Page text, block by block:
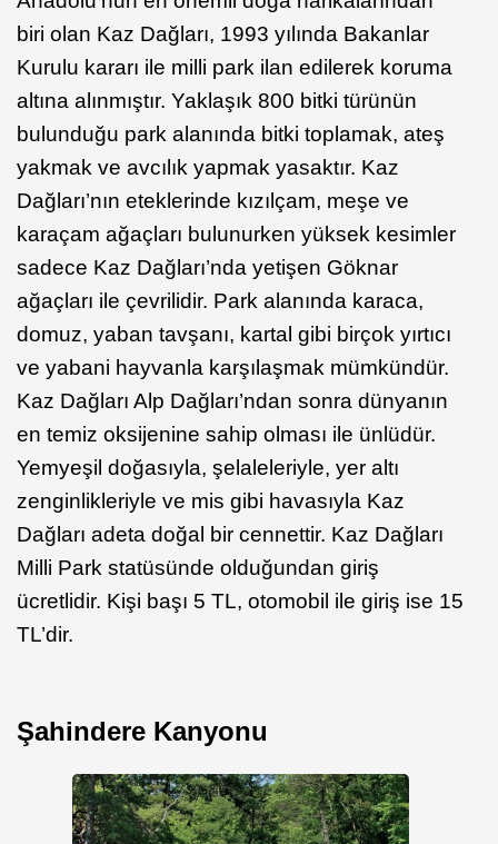
biri olan Kaz Dağları, 1993 yılında Bakanlar
Kurulu kararı ile milli park ilan edilerek koruma
altına alınmıştır. Yaklaşık 800 bitki türünün
bulunduğu park alanında bitki toplamak, ateş
yakmak ve avcılık yapmak yasaktır. Kaz
Dağları’nın eteklerinde kızılçam, meşe ve
karaçam ağaçları bulunurken yüksek kesimler
sadece Kaz Dağları’nda yetişen Göknar
ağaçları ile çevrilidir. Park alanında karaca,
domuz, yaban tavşanı, kartal gibi birçok yırtıcı
ve yabani hayvanla karşılaşmak mümkündür.
Kaz Dağları Alp Dağları’ndan sonra dünyanın
en temiz oksijenine sahip olması ile ünlüdür.
Yemyeşil doğasıyla, şelaleleriyle, yer altı
zenginlikleriyle ve mis gibi havasıyla Kaz
Dağları adeta doğal bir cennettir. Kaz Dağları
Milli Park statüsünde olduğundan giriş
ücretlidir. Kişi başı 5 TL, otomobil ile giriş ise 15
TL’dir.
Şahindere Kanyonu